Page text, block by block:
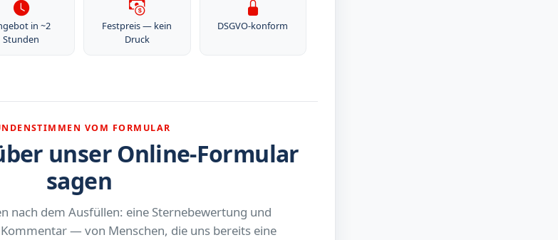
in ~2
Stunden
Festpreis — kein
Druck
DSGVO-konform
VOM FORMULAR
unser Online-Formular
sagen
nach dem Ausfüllen: eine Sternebewertung und
— von Menschen, die uns bereits eine